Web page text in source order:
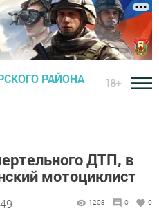
РАЙОНА 18+
ДТП, в
мотоциклист
1208 0 0